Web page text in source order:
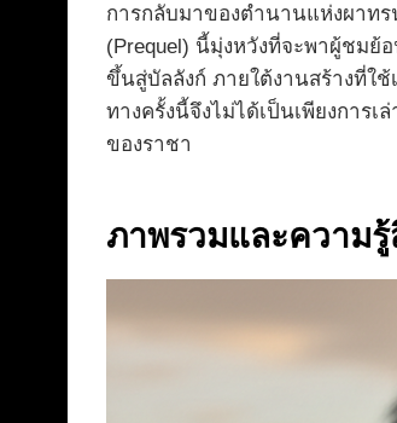
การกลับมาของตำนานแห่งผาท
(Prequel) นี้มุ่งหวังที่จะพาผู้ชมย้
ขึ้นสู่บัลลังก์ ภายใต้งานสร้างที่ใ
ทางครั้งนี้จึงไม่ได้เป็นเพียงการ
ของราชา
ภาพรวมและความ